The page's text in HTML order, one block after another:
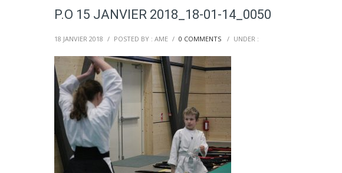
P.O 15 JANVIER 2018_18-01-14_0050
18 JANVIER 2018 / POSTED BY : AME / 0 COMMENTS / UNDER :